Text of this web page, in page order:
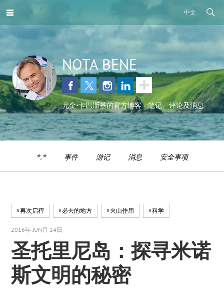
中文
NOTA BENE
尤金•卡巴斯基的官方博客 - 笔记、评论及消息
*.* 事件 游记 消息 安全事项
#再次启程 #必去的地方 #火山作用 #科学
2016年 JUN月 24日
圣托里尼岛：探寻米诺
斯文明的秘密